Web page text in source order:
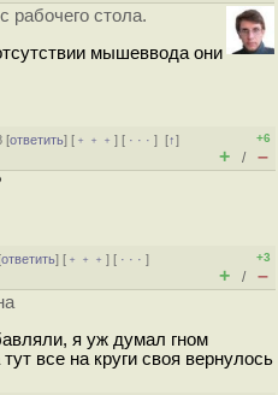
рабочего стола.
мышеввода они
[ответить] [ ﹢﹢﹢] [ · · ·][↑]
+6
+ / –
ответить] [ ﹢﹢﹢] [ · · ·]
+3
+ / –
я уж думал гном
все на круги своя вернулось